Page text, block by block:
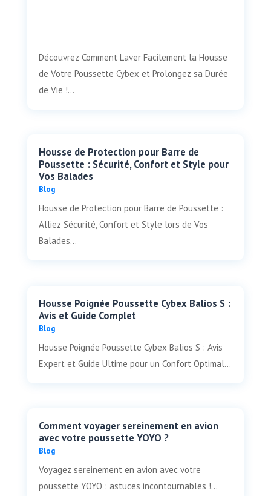
Découvrez Comment Laver Facilement la Housse
de Votre Poussette Cybex et Prolongez sa Durée
de Vie !...
Housse de Protection pour Barre de
Poussette : Sécurité, Confort et Style pour
Vos Balades
Blog
Housse de Protection pour Barre de Poussette :
Alliez Sécurité, Confort et Style lors de Vos
Balades...
Housse Poignée Poussette Cybex Balios S :
Avis et Guide Complet
Blog
Housse Poignée Poussette Cybex Balios S : Avis
Expert et Guide Ultime pour un Confort Optimal...
Comment voyager sereinement en avion
avec votre poussette YOYO ?
Blog
Voyagez sereinement en avion avec votre
poussette YOYO : astuces incontournables !...